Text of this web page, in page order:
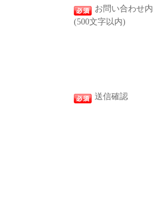
お問い合わせ
(500文字以内)
送信確認